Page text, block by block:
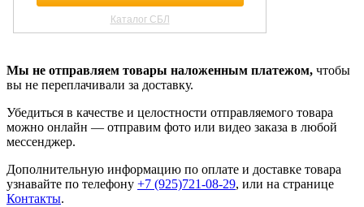
Мы не отправляем товары наложенным платежом, чтобы
вы не переплачивали за доставку.
Убедиться в качестве и целостности отправляемого товара
можно онлайн — отправим фото или видео заказа в любой
мессенджер.
Дополнительную информацию по оплате и доставке товара
узнавайте по телефону +7 (925)721-08-29, или на странице
Контакты.